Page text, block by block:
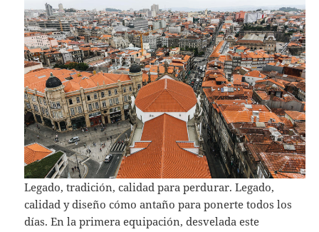
Legado, tradición, calidad para perdurar. Legado,
calidad y diseño cómo antaño para ponerte todos los
días. En la primera equipación, desvelada este